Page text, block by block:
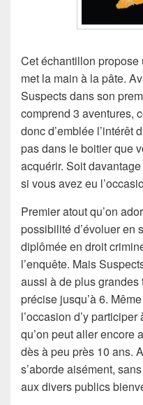
Cet échantillon
met la main à la pâte.
Suspects dans son
comprend 3 aventures,
donc d’emblée l’intérêt
pas dans le boitier que
acquérir. Soit
si vous avez eu
Premier atout qu’on
possibilité d’évoluer en
diplômée en droit
l’enquête. Mais
aussi à de plus
précise jusqu’à 6.
l’occasion d’y
qu’on peut aller encore
dès à peu près 10 ans.
s’aborde aisément,
aux divers publics